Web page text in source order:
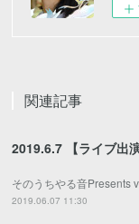
関連記事
2019.6.7 【ライブ出
そのうちやる音Presents
2019.06.07 11:30